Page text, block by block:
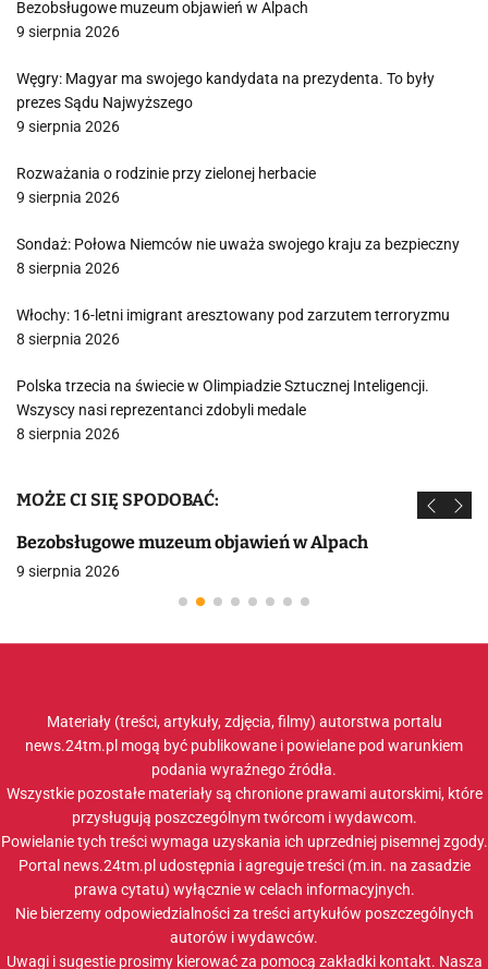
Bezobsługowe muzeum objawień w Alpach
9 sierpnia 2026
Węgry: Magyar ma swojego kandydata na prezydenta. To były
prezes Sądu Najwyższego
9 sierpnia 2026
Rozważania o rodzinie przy zielonej herbacie
9 sierpnia 2026
Sondaż: Połowa Niemców nie uważa swojego kraju za bezpieczny
8 sierpnia 2026
Włochy: 16-letni imigrant aresztowany pod zarzutem terroryzmu
8 sierpnia 2026
Polska trzecia na świecie w Olimpiadzie Sztucznej Inteligencji.
Wszyscy nasi reprezentanci zdobyli medale
8 sierpnia 2026
MOŻE CI SIĘ SPODOBAĆ:
Bezobsługowe muzeum objawień w Alpach
9 sierpnia 2026
Materiały (treści, artykuły, zdjęcia, filmy) autorstwa portalu
news.24tm.pl mogą być publikowane i powielane pod warunkiem
podania wyraźnego źródła.
Wszystkie pozostałe materiały są chronione prawami autorskimi, które
przysługują poszczególnym twórcom i wydawcom.
Powielanie tych treści wymaga uzyskania ich uprzedniej pisemnej zgody.
Portal news.24tm.pl udostępnia i agreguje treści (m.in. na zasadzie
prawa cytatu) wyłącznie w celach informacyjnych.
Nie bierzemy odpowiedzialności za treści artykułów poszczególnych
autorów i wydawców.
Uwagi i sugestie prosimy kierować za pomocą zakładki kontakt. Nasza